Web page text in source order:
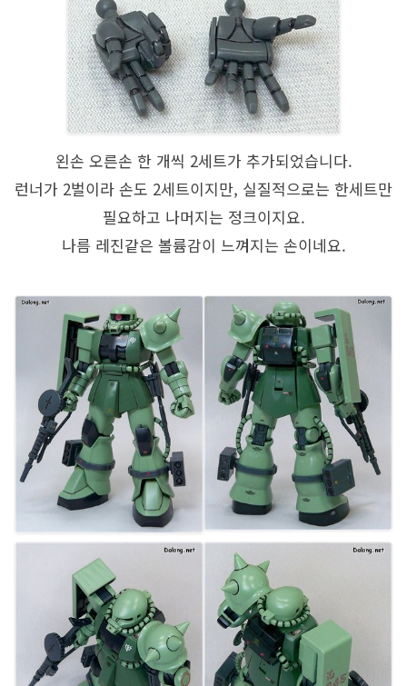
왼손 오른손 한 개씩 2세트가 추가되었습니다.
런너가 2벌이라 손도 2세트이지만, 실질적으로는 한세트만
필요하고 나머지는 정크이지요.
나름 레진같은 볼륨감이 느껴지는 손이네요.